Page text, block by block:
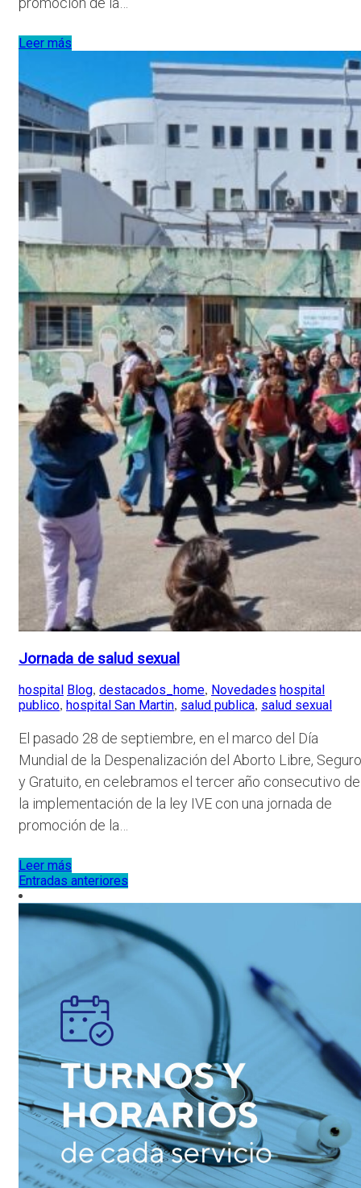
Leer más
Jornada de salud sexual
hospital Blog, destacados_home, Novedades hospital
publico, hospital San Martin, salud publica, salud sexual
El pasado 28 de septiembre, en el marco del Día
Mundial de la Despenalización del Aborto Libre, Seguro
y Gratuito, en celebramos el tercer año consecutivo de
la implementación de la ley IVE con una jornada de
promoción de la…
Leer más
Navegación
de
entradas
Entradas anteriores